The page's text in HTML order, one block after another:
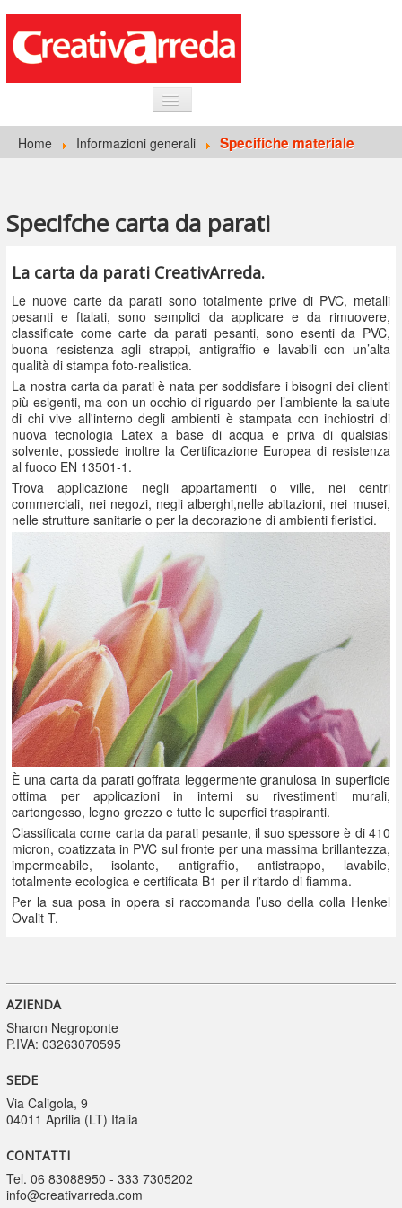
HOME
ACCEDI
Home Informazioni generali Specifiche materiale
Specifche carta da parati
La carta da parati CreativArreda.
Le nuove carte da parati sono totalmente prive di PVC, metalli
pesanti e ftalati, sono semplici da applicare e da rimuovere,
classificate come carte da parati pesanti, sono esenti da PVC,
buona resistenza agli strappi, antigraffio e lavabili con un’alta
qualità di stampa foto-realistica.
La nostra carta da parati è nata per soddisfare i bisogni dei clienti
più esigenti, ma con un occhio di riguardo per l’ambiente la salute
di chi vive all'interno degli ambienti è stampata con inchiostri di
nuova tecnologia Latex a base di acqua e priva di qualsiasi
solvente, possiede inoltre la Certificazione Europea di resistenza
al fuoco EN 13501-1.
Trova applicazione negli appartamenti o ville, nei centri
commerciali, nei negozi, negli alberghi,nelle abitazioni, nei musei,
nelle strutture sanitarie o per la decorazione di ambienti fieristici.
È una carta da parati goffrata leggermente granulosa in superficie
ottima per applicazioni in interni su rivestimenti murali,
cartongesso, legno grezzo e tutte le superfici traspiranti.
Classificata come carta da parati pesante, il suo spessore è di 410
micron, coatizzata in PVC sul fronte per una massima brillantezza,
impermeabile, isolante, antigraffio, antistrappo, lavabile,
totalmente ecologica e certificata B1 per il ritardo di fiamma.
Per la sua posa in opera si raccomanda l’uso della colla Henkel
Ovalit T.
AZIENDA
Sharon Negroponte
P.IVA: 03263070595
SEDE
Via Caligola, 9
04011 Aprilia (LT) Italia
CONTATTI
Tel. 06 83088950 - 333 7305202
info@creativarreda.com